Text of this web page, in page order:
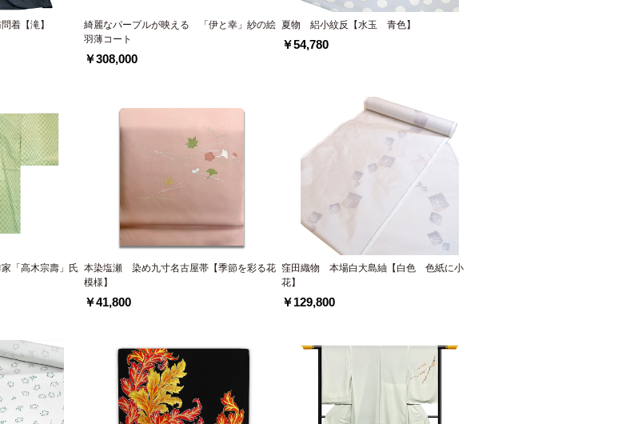
着【滝】
綺麗なパープルが映える 「伊と幸」紗の絵
羽薄コート
￥308,000
夏物 絽小紋反【水玉 青色】
￥54,780
「高木宗壽」氏 本染塩瀬 染め九寸名古屋帯【季節を彩る花
模様】
￥41,800
窪田織物 本場白大島紬【白色 色紙に小
花】
￥129,800